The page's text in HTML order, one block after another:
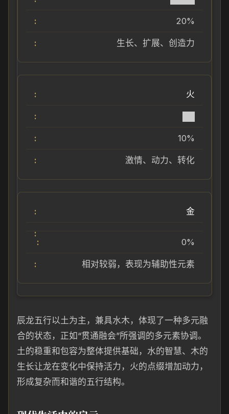
20%
生长、扩展、创造力
火
10%
激情、动力、转化
金
0%
相对较弱，表现为辅助性元素
辰龙五行以土为主，兼具水木，体现了一种多元融
合的状态，正如“贯通融会”所强调的多元素协调。
土的稳重和包容为整体提供基础，水的智慧、木的
生长让龙在变化中保持活力，火的点缀增加动力，
形成复杂而和谐的五行结构。